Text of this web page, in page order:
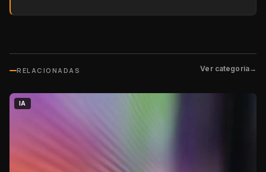
RELACIONADAS Ver categoria→
IA